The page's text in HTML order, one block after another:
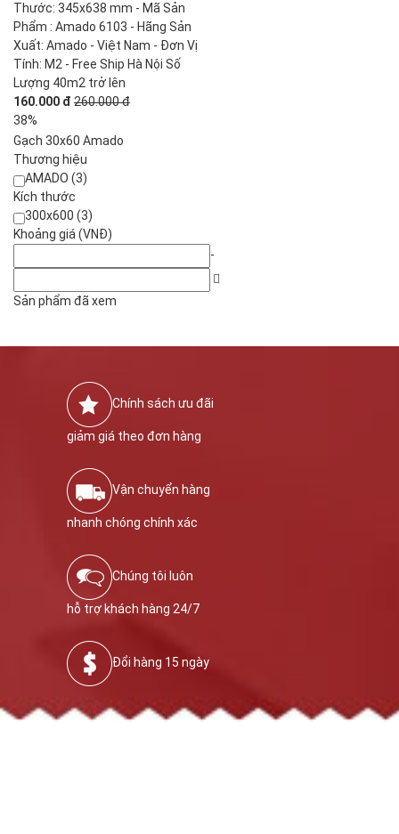
Thước: 345x638 mm - Mã Sản
Phẩm : Amado 6103 - Hãng Sản
Xuất: Amado - Việt Nam - Đơn Vị
Tính: M2 - Free Ship Hà Nội Số
Lượng 40m2 trở lên
160.000 đ 260.000 đ
38%
Gạch 30x60 Amado
Thương hiệu
AMADO (3)
Kích thước
300x600 (3)
Khoảng giá (VNĐ)
-
Sản phẩm đã xem
Chính sách ưu đãi
giảm giá theo đơn hàng
Vận chuyển hàng
nhanh chóng chính xác
Chúng tôi luôn
hỗ trợ khách hàng 24/7
Đổi hàng 15 ngày